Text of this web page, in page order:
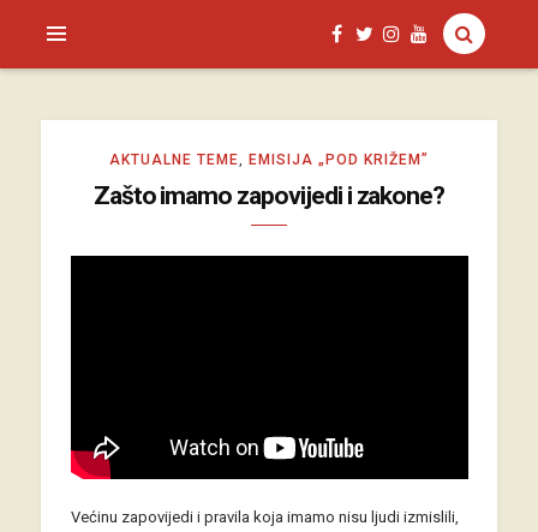
SAGUD.XYZ
AKTUALNE TEME, EMISIJA „POD KRIŽEM”
Zašto imamo zapovijedi i zakone?
Većinu zapovijedi i pravila koja imamo nisu ljudi izmislili,